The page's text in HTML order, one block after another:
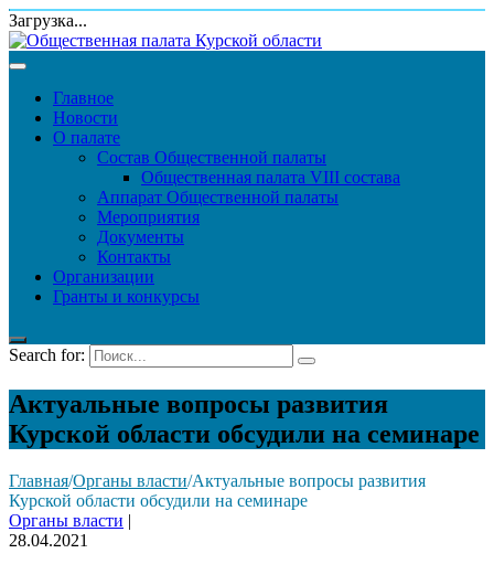
Загрузка...
Главное
Новости
О палате
Состав Общественной палаты
Общественная палата VIII состава
Аппарат Общественной палаты
Мероприятия
Документы
Контакты
Организации
Гранты и конкурсы
Search for:
Актуальные вопросы развития
Курской области обсудили на семинаре
Главная/Органы власти/Актуальные вопросы развития
Курской области обсудили на семинаре
Органы власти |
28.04.2021